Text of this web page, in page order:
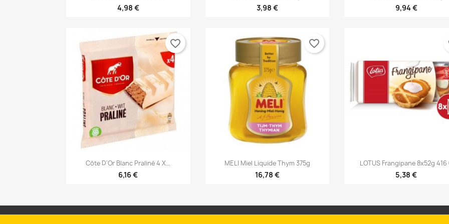
4,98 € 3,98 € 9,94 €
Γρήγορη προβολή
Côte D'Or Blanc Praliné 4 X...
6,16 €
favorite_border
Γρήγορη προβολή
MELI Miel Liquide Thym 375g
16,78 €
favorite_border
Γρήγορη προβολή
LOTUS Frangipane 8x52g 416
5,38 €